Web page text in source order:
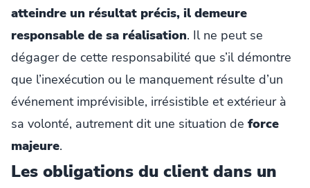
atteindre un résultat précis, il demeure
responsable de sa réalisation. Il ne peut se
dégager de cette responsabilité que s’il démontre
que l’inexécution ou le manquement résulte d’un
événement imprévisible, irrésistible et extérieur à
sa volonté, autrement dit une situation de force
majeure.
Les obligations du client dans un